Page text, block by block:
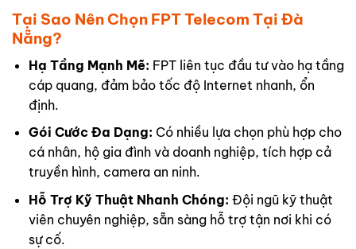
Tại Sao Nên Chọn FPT Telecom Tại Đà
Nẵng?
Hạ Tầng Mạnh Mẽ: FPT liên tục đầu tư vào hạ tầng
cáp quang, đảm bảo tốc độ Internet nhanh, ổn
định.
Gói Cước Đa Dạng: Có nhiều lựa chọn phù hợp cho
cá nhân, hộ gia đình và doanh nghiệp, tích hợp cả
truyền hình, camera an ninh.
Hỗ Trợ Kỹ Thuật Nhanh Chóng: Đội ngũ kỹ thuật
viên chuyên nghiệp, sẵn sàng hỗ trợ tận nơi khi có
sự cố.